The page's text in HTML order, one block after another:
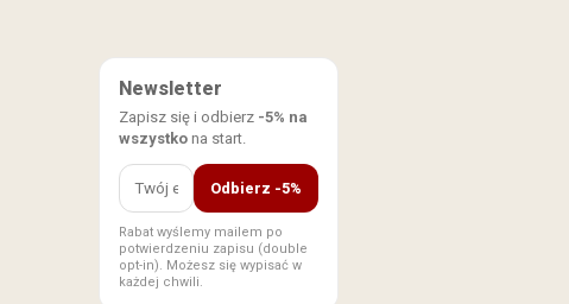
Newsletter
Zapisz się i odbierz -5% na
wszystkona start.
Odbierz -5%
Rabat wyślemy mailem po
potwierdzeniu zapisu (double
opt-in). Możesz się wypisać w
każdej chwili.